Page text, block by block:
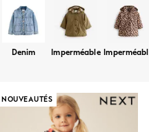
Puddlesuits Gilets
Denim Imperméable
NOUVEAUTÉS